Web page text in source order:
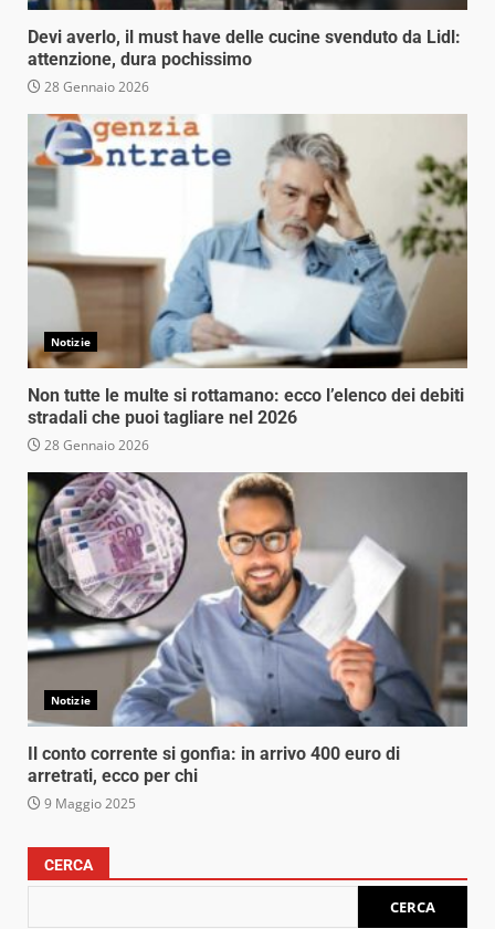
Devi averlo, il must have delle cucine svenduto da Lidl:
attenzione, dura pochissimo
28 Gennaio 2026
Notizie
Non tutte le multe si rottamano: ecco l’elenco dei debiti
stradali che puoi tagliare nel 2026
28 Gennaio 2026
Notizie
Il conto corrente si gonfia: in arrivo 400 euro di
arretrati, ecco per chi
9 Maggio 2025
CERCA
CERCA